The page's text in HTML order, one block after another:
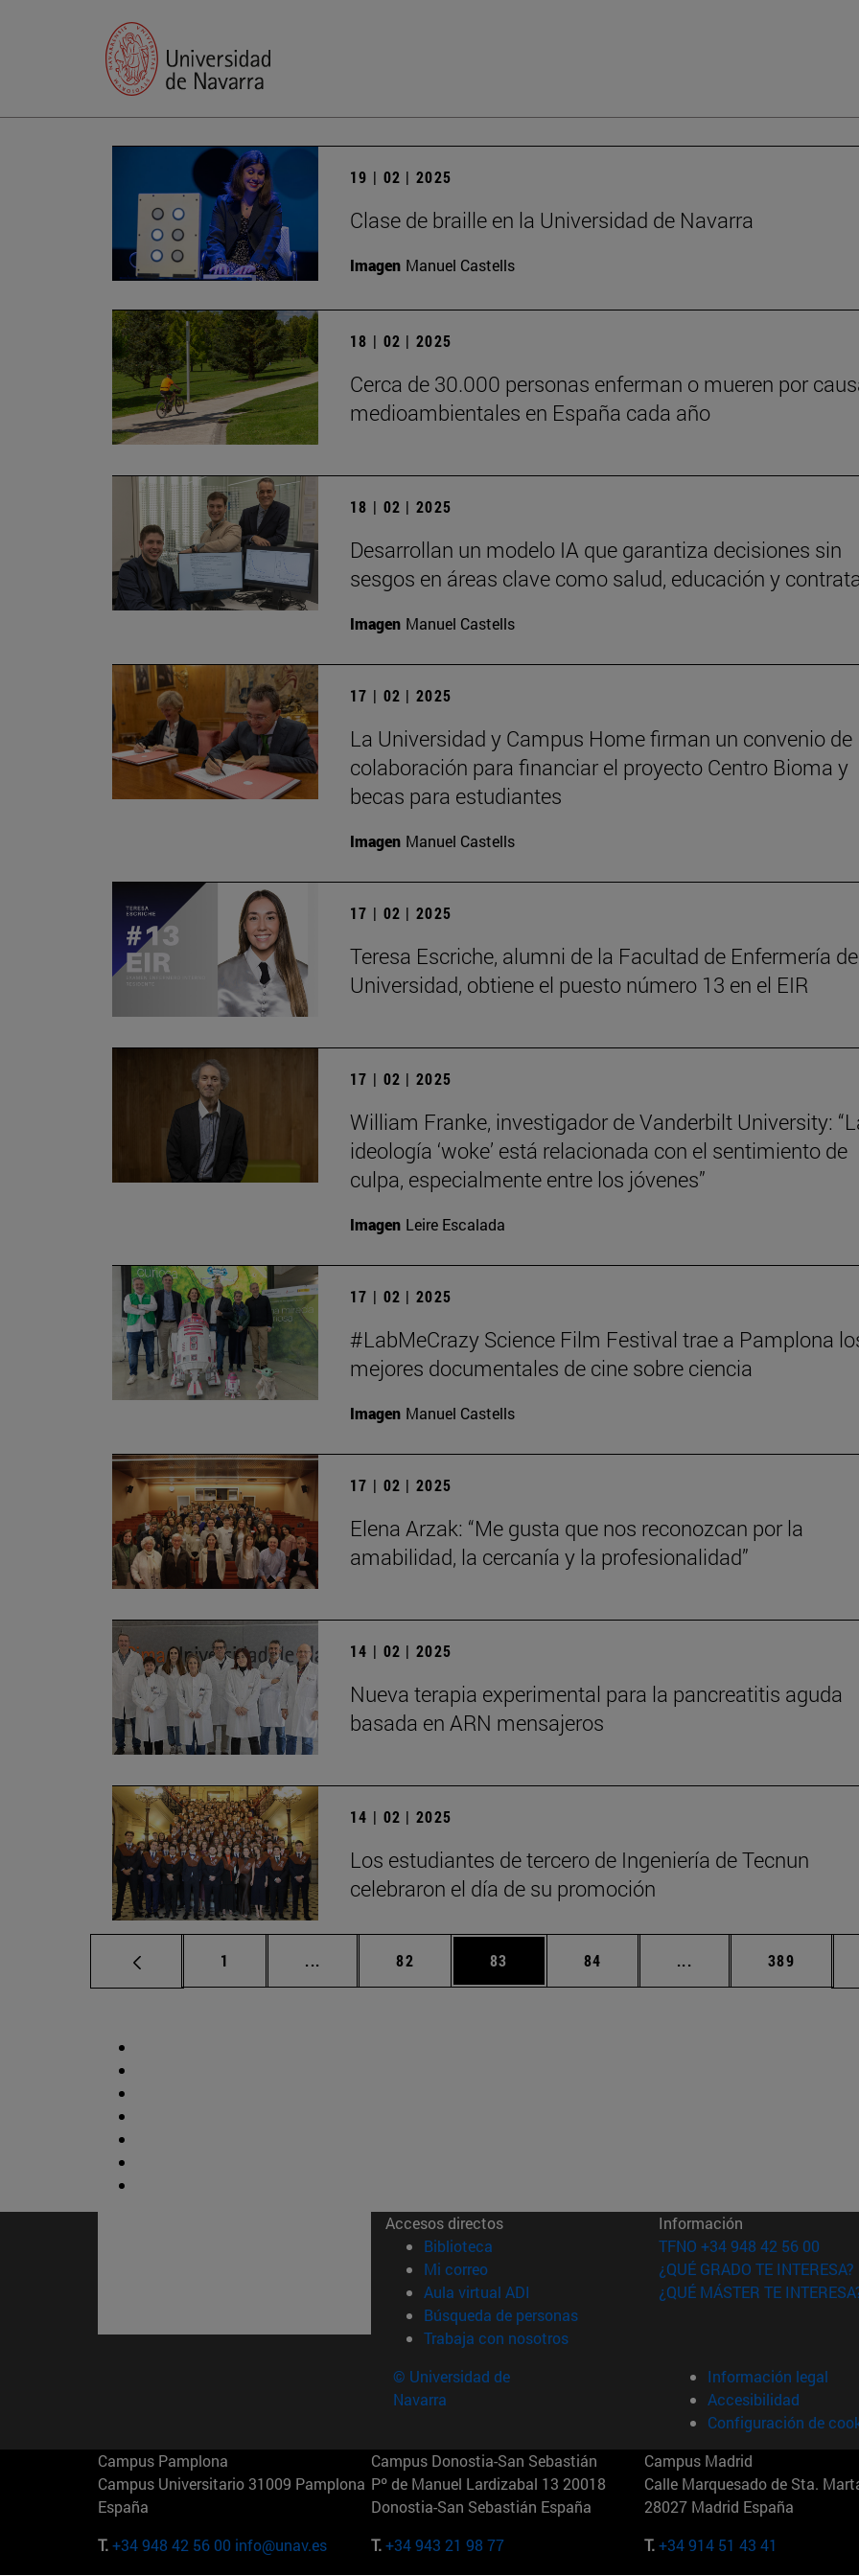
19 | 02 | 2025
Clase de braille en la Universidad de Navarra
Imagen Manuel Castells
18 | 02 | 2025
Cerca de 30.000 personas enferman o mueren por
medioambientales en España cada año
18 | 02 | 2025
Desarrollan un modelo IA que garantiza decisiones sin
sesgos en áreas clave como salud, educación y
Imagen Manuel Castells
17 | 02 | 2025
La Universidad y Campus Home firman un convenio de
colaboración para financiar el proyecto Centro Bioma y
becas para estudiantes
Imagen Manuel Castells
17 | 02 | 2025
Teresa Escriche, alumni de la Facultad de Enfermería
Universidad, obtiene el puesto número 13 en el EIR
17 | 02 | 2025
William Franke, investigador de Vanderbilt University:
ideología ‘woke’ está relacionada con el sentimiento de
culpa, especialmente entre los jóvenes”
Imagen Leire Escalada
17 | 02 | 2025
#LabMeCrazy Science Film Festival trae a Pamplona
mejores documentales de cine sobre ciencia
Imagen Manuel Castells
17 | 02 | 2025
Elena Arzak: “Me gusta que nos reconozcan por la
amabilidad, la cercanía y la profesionalidad”
14 | 02 | 2025
Nueva terapia experimental para la pancreatitis aguda
basada en ARN mensajeros
14 | 02 | 2025
Los estudiantes de tercero de Ingeniería de Tecnun
celebraron el día de su promoción
Página
1 ... Páginas intermedias Use TAB para desplazarse.
Página
82 Página
83 Página
84 ... Páginas intermedias
Página
389
Accesos directos
Biblioteca (abre en nueva ventana)
Mi correo(abre en nueva ventana)
Aula virtual ADI (abre en nueva ventana)
Búsqueda de personas(abre en nueva ventana)
Trabaja con nosotros(abre en nueva ventana)
Información
TFNO +34 948 42 56 00
¿QUÉ GRADO TE INTERESA?
¿QUÉ MÁSTER TE
© Universidad de
Navarra
Información legal
Accesibilidad
Configuración de
Campus Pamplona
Campus Universitario 31009 Pamplona
España
T.+34 948 42 56 00 info@unav.es
Campus Donostia-San Sebastián
Pº de Manuel Lardizabal 13 20018
Donostia-San Sebastián España
T.+34 943 21 98 77
Campus Madrid
Calle Marquesado de Sta.
28027 Madrid España
T.+34 914 51 43 41